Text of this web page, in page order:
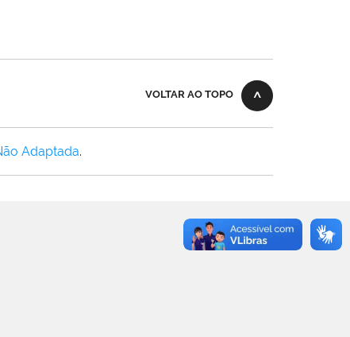
VOLTAR AO TOPO
Adaptada.